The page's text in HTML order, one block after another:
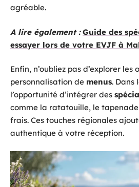
agréable.
A lire également : Guide des
essayer lors de votre EVJF à
Enfin, n’oubliez pas d’explorer les
personnalisation de menus. Dans
l’opportunité d’intégrer des
comme la ratatouille, le
frais. Ces touches régionales
authentique à votre réception.